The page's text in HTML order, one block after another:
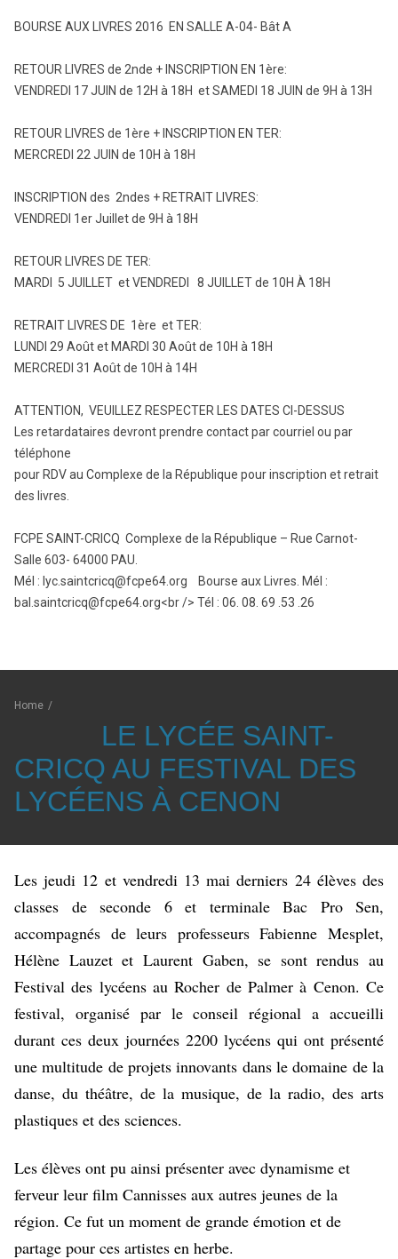
BOURSE AUX LIVRES 2016 EN SALLE A-04- Bât A
RETOUR LIVRES de 2nde + INSCRIPTION EN 1ère:
VENDREDI 17 JUIN de 12H à 18H et SAMEDI 18 JUIN de 9H à 13H
RETOUR LIVRES de 1ère + INSCRIPTION EN TER:
MERCREDI 22 JUIN de 10H à 18H
INSCRIPTION des 2ndes + RETRAIT LIVRES:
VENDREDI 1er Juillet de 9H à 18H
RETOUR LIVRES DE TER:
MARDI 5 JUILLET et VENDREDI 8 JUILLET de 10H À 18H
RETRAIT LIVRES DE 1ère et TER:
LUNDI 29 Août et MARDI 30 Août de 10H à 18H
MERCREDI 31 Août de 10H à 14H
ATTENTION, VEUILLEZ RESPECTER LES DATES CI-DESSUS
Les retardataires devront prendre contact par courriel ou par
téléphone
pour RDV au Complexe de la République pour inscription et retrait
des livres.
FCPE SAINT-CRICQ Complexe de la République – Rue Carnot-
Salle 603- 64000 PAU.
Mél : lyc.saintcricq@fcpe64.org Bourse aux Livres. Mél :
bal.saintcricq@fcpe64.org<br /> Tél : 06. 08. 69 .53 .26
Home /
LE LYCÉE SAINT-
CRICQ AU FESTIVAL DES
LYCÉENS À CENON
Les jeudi 12 et vendredi 13 mai derniers 24 élèves des
classes de seconde 6 et terminale Bac Pro Sen,
accompagnés de leurs professeurs Fabienne Mesplet,
Hélène Lauzet et Laurent Gaben, se sont rendus au
Festival des lycéens au Rocher de Palmer à Cenon. Ce
festival, organisé par le conseil régional a accueilli
durant ces deux journées 2200 lycéens qui ont présenté
une multitude de projets innovants dans le domaine de la
danse, du théâtre, de la musique, de la radio, des arts
plastiques et des sciences.
Les élèves ont pu ainsi présenter avec dynamisme et
ferveur leur film Cannisses aux autres jeunes de la
région. Ce fut un moment de grande émotion et de
partage pour ces artistes en herbe.